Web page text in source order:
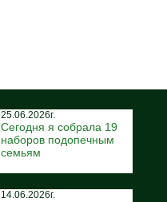
25.06.2026г.
Сегодня я собрала 19
наборов подопечным
семьям
14.06.2026г.